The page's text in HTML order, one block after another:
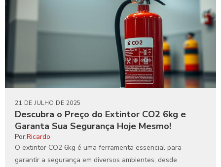
Descubra o Preço do Extintor CO2 6kg e
Garanta Sua Segurança Hoje Mesmo!
21 DE JULHO DE 2025
Por:Ricardo
O extintor CO2 6kg é uma ferramenta essencial para
garantir a segurança em diversos ambientes, desde